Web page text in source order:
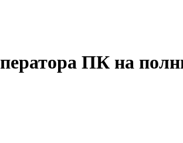
ПК на